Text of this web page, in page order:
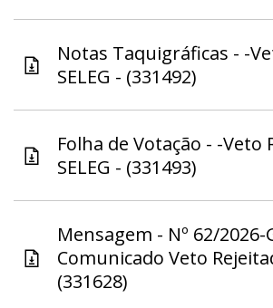
Notas Taquigráficas - -
SELEG - (331492)
Folha de Votação - -Veto
SELEG - (331493)
Mensagem - Nº 62/2026-
Comunicado Veto
(331628)